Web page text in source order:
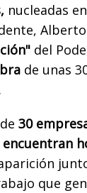
nucleadas
del
de unas
30
encuentran
que